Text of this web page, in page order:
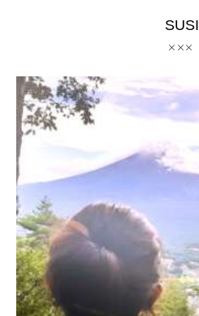
SUSI